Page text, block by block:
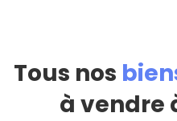
Tous nos
à vendre